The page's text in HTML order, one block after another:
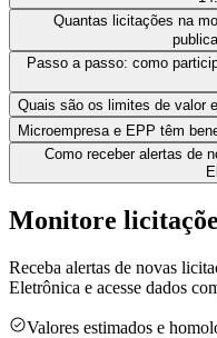
Quantas licitações na
Passo a passo: como
Quais são os limites de valor
Microempresa e EPP têm
Como receber alertas de
Monitore
Receba alertas de novas
Eletrônica e acesse dados
Valores estimados e